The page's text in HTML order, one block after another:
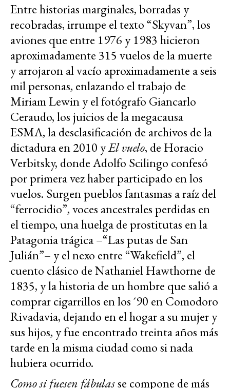
Entre historias marginales, borradas y
recobradas, irrumpe el texto “Skyvan”, los
aviones que entre 1976 y 1983 hicieron
aproximadamente 315 vuelos de la muerte
y arrojaron al vacío aproximadamente a seis
mil personas, enlazando el trabajo de
Miriam Lewin y el fotógrafo Giancarlo
Ceraudo, los juicios de la megacausa
ESMA, la desclasificación de archivos de la
dictadura en 2010 yEl vuelo, de Horacio
Verbitsky, donde Adolfo Scilingo confesó
por primera vez haber participado en los
vuelos. Surgen pueblos fantasmas a raíz del
“ferrocidio”, voces ancestrales perdidas en
el tiempo, una huelga de prostitutas en la
Patagonia trágica –“Las putas de San
Julián”– y el nexo entre “Wakefield”, el
cuento clásico de Nathaniel Hawthorne de
1835, y la historia de un hombre que salió a
comprar cigarrillos en los ´90 en Comodoro
Rivadavia, dejando en el hogar a su mujer y
sus hijos, y fue encontrado treinta años más
tarde en la misma ciudad como si nada
hubiera ocurrido.
Como si fuesen fábulasse compone de más